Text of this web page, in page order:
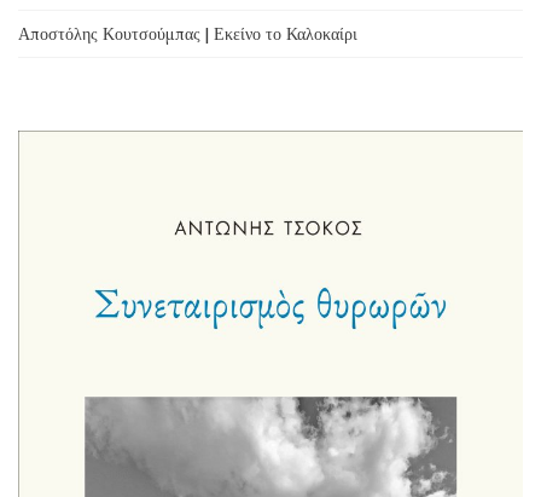
Αποστόλης Κουτσούμπας | Εκείνο το Καλοκαίρι